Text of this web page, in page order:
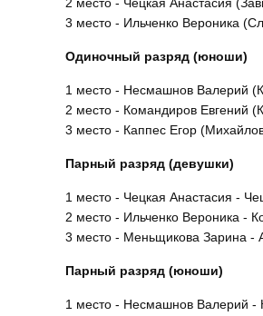
3 место - Ильченко Вероника
Одиночный разряд (юноши)
1 место - Несмашнов Валерий
2 место - Командиров Евгений
3 место - Каппес Егор
Парный разряд (девушки)
1 место - Чецкая Анастасия -
2 место - Ильченко Вероника -
3 место - Меньщикова Зарина -
Парный разряд (юноши)
1 место - Несмашнов Валерий -